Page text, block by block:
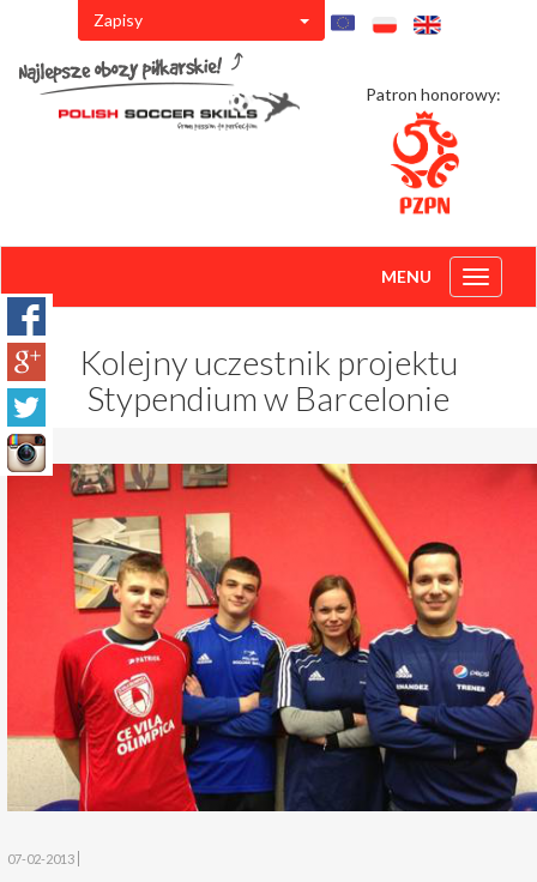
Zapisy
Patron honorowy:
Toggle
MENU
Kolejny uczestnik projektu
Stypendium w Barcelonie
07-02-2013